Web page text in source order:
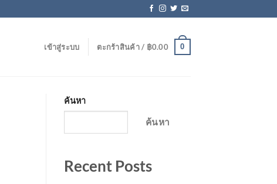
เข้าสู่ระบบ ตะกร้าสินค้า / ฿0.00 0
ค้นหา
ค้นหา
Recent Posts